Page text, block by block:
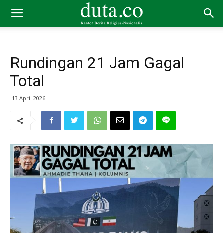
Rundingan 21 Jam Gagal
Total
13 April 2026